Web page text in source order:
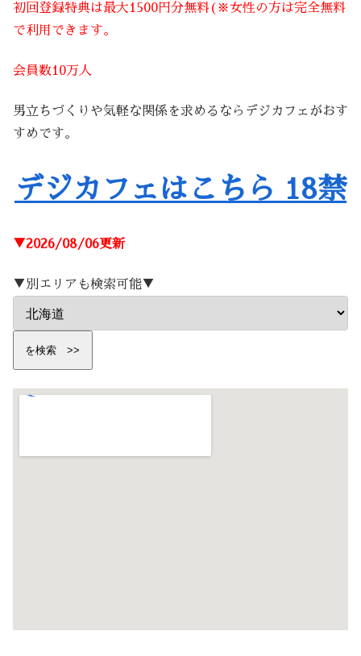
初回登録特典は最大1500円分無料(※女性の方は完全無料
で利用できます。
会員数10万人
男立ちづくりや気軽な関係を求めるならデジカフェがおす
すめです。
デジカフェはこちら 18禁
▼2026/08/06更新
▼別エリアも検索可能▼